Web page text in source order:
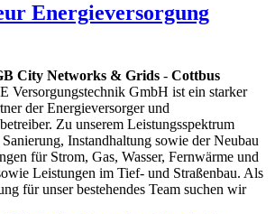
Energieversorgung
City Networks & Grids - Cottbus
Versorgungstechnik GmbH ist ein starker
der Energieversorger und
Zu unserem Leistungsspektrum
Instandhaltung sowie der Neubau
für Strom, Gas, Wasser, Fernwärme und
Leistungen im Tief- und Straßenbau. Als
für unser bestehendes Team suchen wir